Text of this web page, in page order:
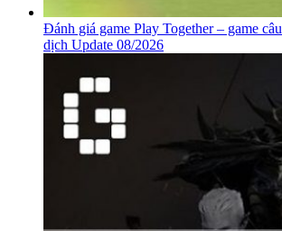
Đánh giá game Play Together – game
dịch Update 08/2026